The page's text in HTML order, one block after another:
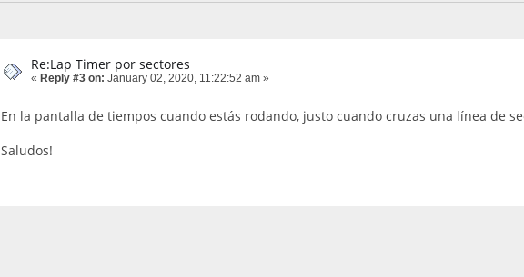
Re:Lap Timer por sectores
« Reply #3 on: January 02, 2020, 11:22:52 am »
En la pantalla de tiempos cuando estás rodando, justo cuando cruzas una línea de
Saludos!